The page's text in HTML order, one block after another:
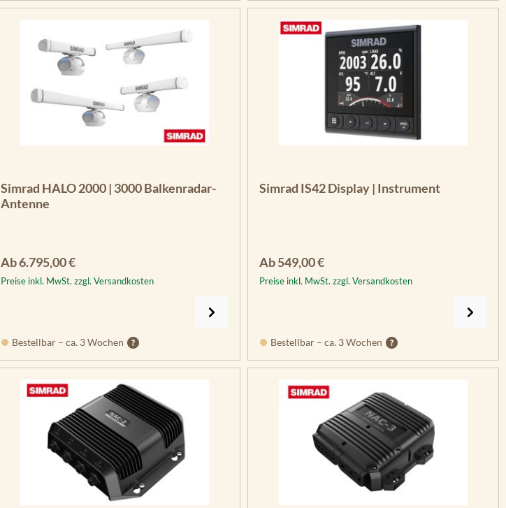
Simrad HALO 2000 | 3000 Balkenradar-
Antenne
Regulärer Preis:
Ab6.795,00 €
Preise inkl. MwSt. zzgl. Versandkosten
Bestellbar – ca. 3 Wochen
Simrad IS42 Display | Instrument
Regulärer Preis:
Ab549,00 €
Preise inkl. MwSt. zzgl. Versandkosten
Bestellbar – ca. 3 Wochen